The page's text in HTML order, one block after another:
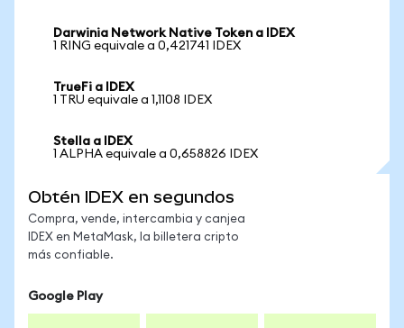
Darwinia Network Native Token a IDEX
1 RING equivale a 0,421741 IDEX
TrueFi a IDEX
1 TRU equivale a 1,1108 IDEX
Stella a IDEX
1 ALPHA equivale a 0,658826 IDEX
Obtén IDEX en segundos
Compra, vende, intercambia y canjea
IDEX en MetaMask, la billetera cripto
más confiable.
Google Play